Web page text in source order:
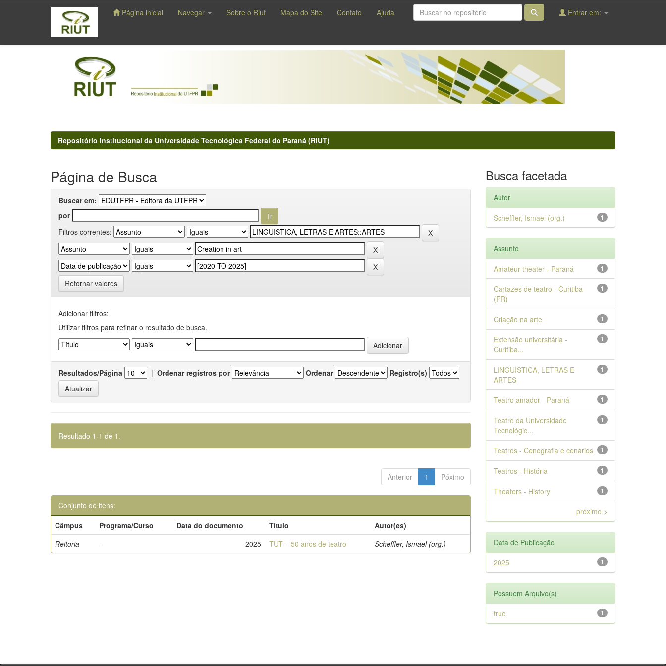
navigation
Página inicial Navegar Sobre o Riut Mapa do Site Contato Ajuda Entrar em:
Repositório Institucional da Universidade Tecnológica Federal do Paraná (RIUT)
Página de Busca
Buscar em:
por
Filtros correntes:
Retornar valores
Adicionar filtros:
Utilizar filtros para refinar o resultado de busca.
Resultados/Página | Ordenar registros por Ordenar Registro(s)
Resultado 1-1 de 1.
Anterior 1 Póximo
Conjunto de itens:
Câmpus
Programa/Curso Data do documento Título
Autor(es)
Reitoria
- 2025 TUT – 50 anos de teatro Scheffler, Ismael (org.)
Busca facetada
Autor
1
Scheffler, Ismael (org.)
Assunto
1
Amateur theater - Paraná
1
Cartazes de teatro - Curitiba
(PR)
1
Criação na arte
1
Extensão universitária -
Curitiba...
1
LINGUISTICA, LETRAS E
ARTES
1
Teatro amador - Paraná
1
Teatro da Universidade
Tecnológic...
1
Teatros - Cenografia e cenários
1
Teatros - História
1
Theaters - History
próximo >
Data de Publicação
1
2025
Possuem Arquivo(s)
1
true